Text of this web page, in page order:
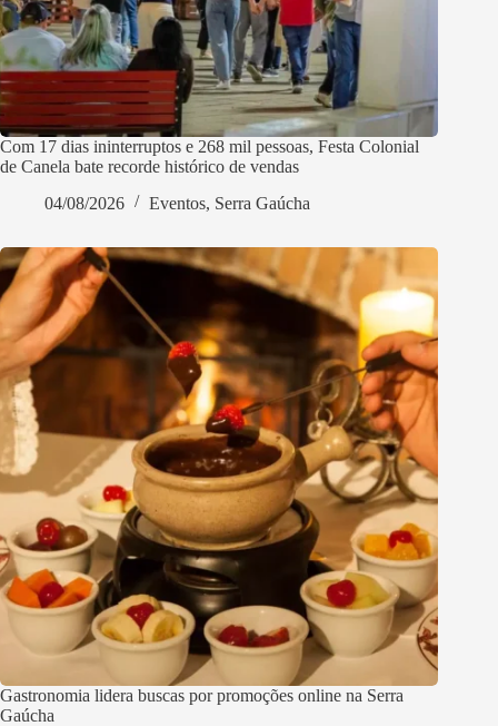
Com 17 dias ininterruptos e 268 mil pessoas, Festa Colonial
de Canela bate recorde histórico de vendas
04/08/2026
Eventos, Serra Gaúcha
Gastronomia lidera buscas por promoções online na Serra
Gaúcha